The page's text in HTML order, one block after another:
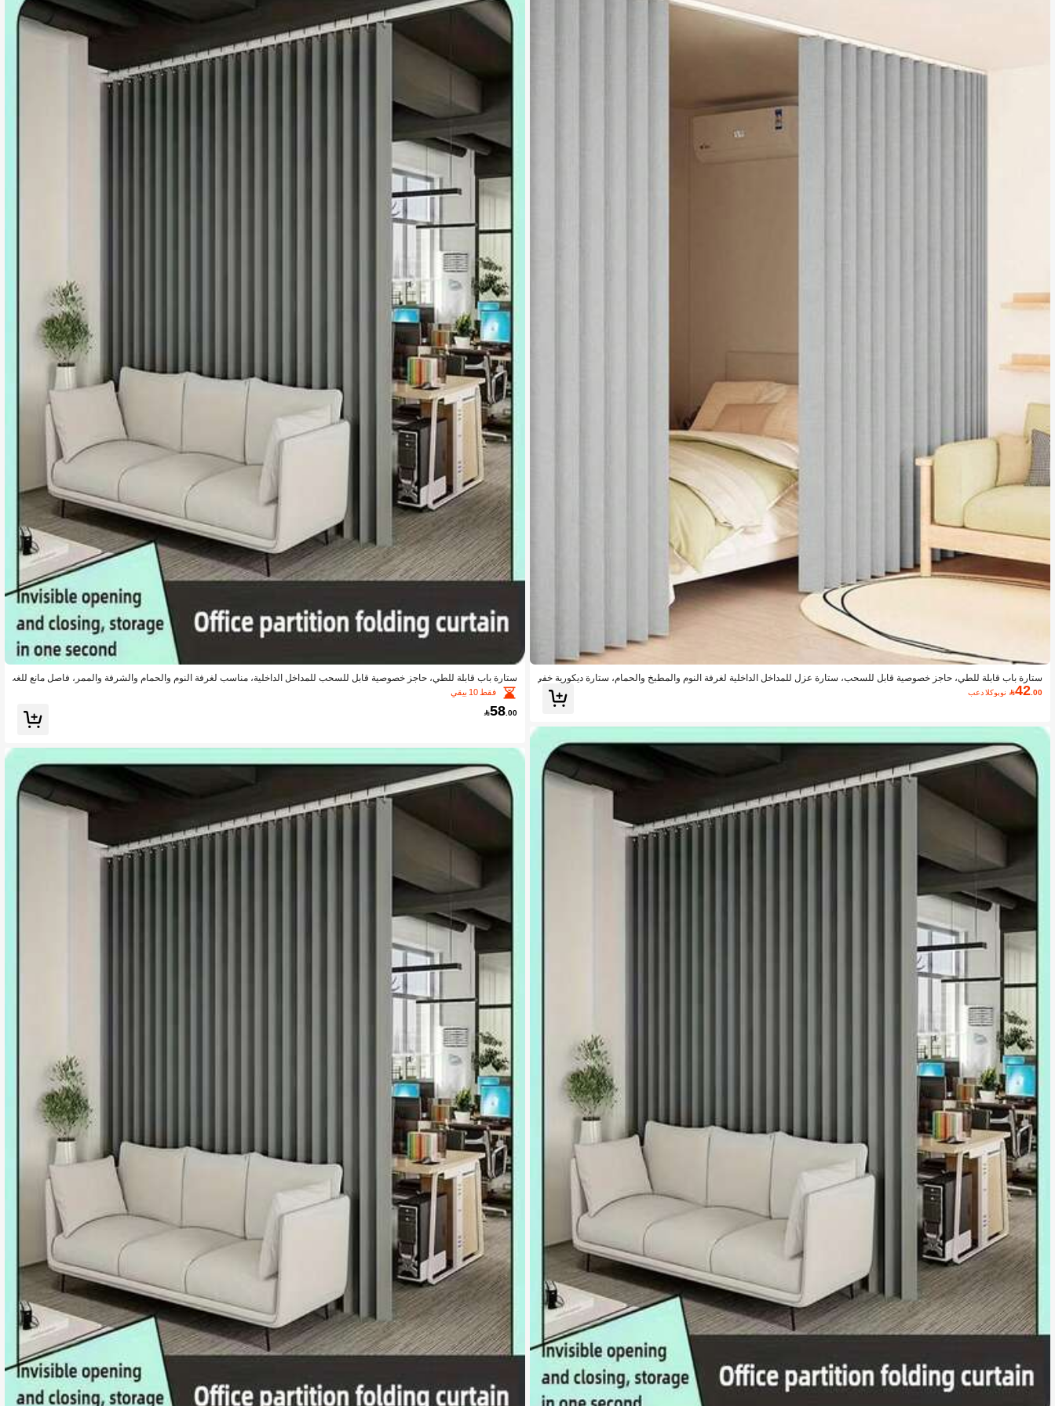
ستارة باب قابلة للطي، حاجز خصوصية قابل للسحب، ستارة عزل للمداخل الداخلية لغرفة النوم والمطبخ والحمام، ستارة ديكورية خفي
فة الوزن لفصل المساحات
42 .00 بعد الكوبون
ستارة باب قابلة للطي، حاجز خصوصية قابل للسحب للمداخل الداخلية، مناسب لغرفة النوم والحمام والشرفة والممر، فاصل مانع للغب
ار
فقط 10 بيقي
58 .00